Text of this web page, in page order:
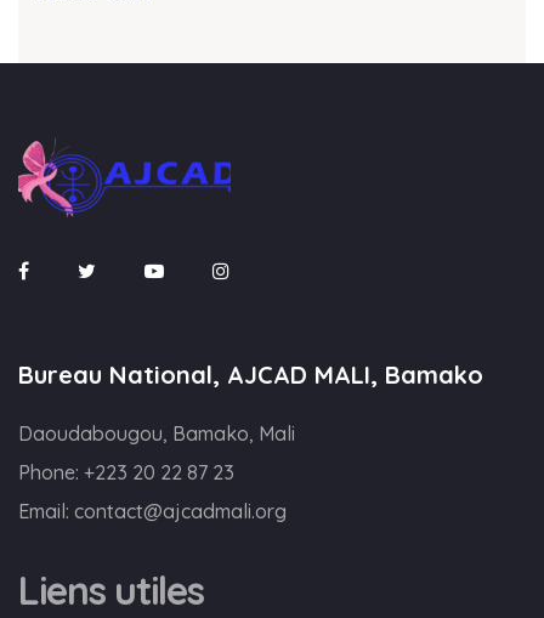
Bureau National, AJCAD MALI, Bamako
Daoudabougou, Bamako, Mali
Phone: +223 20 22 87 23
Email: contact@ajcadmali.org
Liens utiles